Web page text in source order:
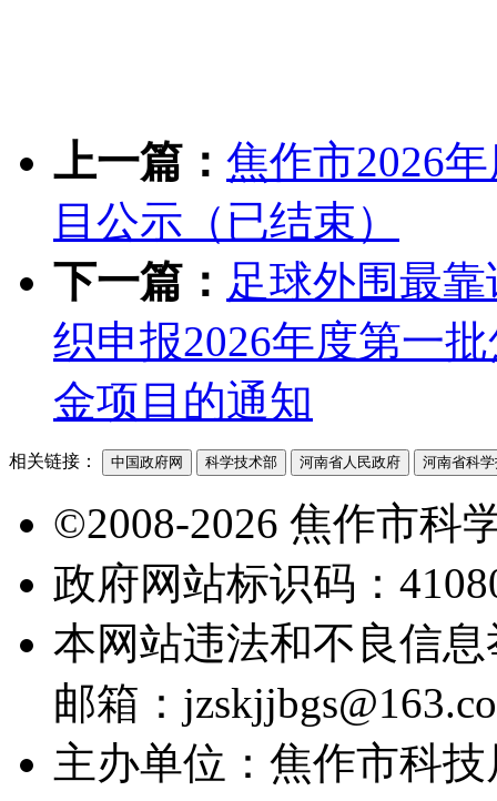
上一篇： 焦作市2026
目公示（已结束）
下一篇： 足球外围最
织申报2026年度第一
金项目的通知
相关链接： 中国政府网 科学技术部 河南省人民政府 河南省科
©2008-2026 焦作市科
政府网站标识码：
本网站违法和不良信息
邮箱：
主办单位：焦作市科